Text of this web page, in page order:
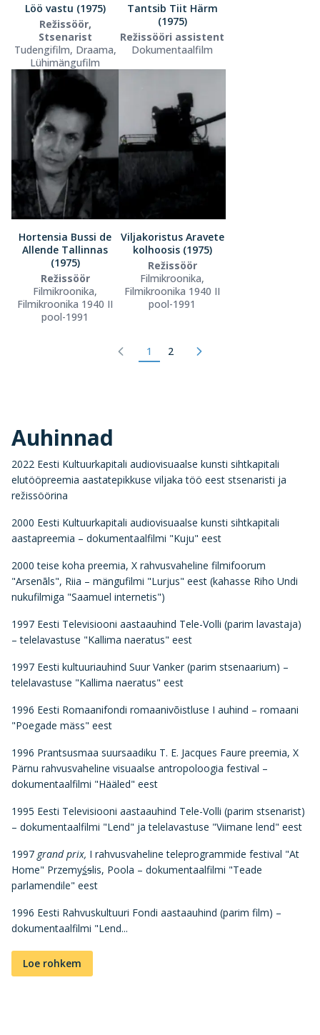
Löö vastu (1975)
Režissöör,
Stsenarist
Tudengifilm, Draama,
Lühimängufilm
Tantsib Tiit Härm
(1975)
Režissööri assistent
Dokumentaalfilm
Hortensia Bussi de
Allende Tallinnas
(1975)
Režissöör
Filmikroonika,
Filmikroonika 1940 II
pool-1991
Viljakoristus Aravete
kolhoosis (1975)
Režissöör
Filmikroonika,
Filmikroonika 1940 II
pool-1991
1 2
Auhinnad
2022 Eesti Kultuurkapitali audiovisuaalse kunsti sihtkapitali
elutööpreemia aastatepikkuse viljaka töö eest stsenaristi ja
režissöörina
2000 Eesti Kultuurkapitali audiovisuaalse kunsti sihtkapitali
aastapreemia – dokumentaalfilmi "Kuju" eest
2000 teise koha preemia, X rahvusvaheline filmifoorum
"Arsenāls", Riia – mängufilmi "Lurjus" eest (kahasse Riho Undi
nukufilmiga "Saamuel internetis")
1997 Eesti Televisiooni aastaauhind Tele-Volli (parim lavastaja)
– telelavastuse "Kallima naeratus" eest
1997 Eesti kultuuriauhind Suur Vanker (parim stsenaarium) –
telelavastuse "Kallima naeratus" eest
1996 Eesti Romaanifondi romaanivõistluse I auhind – romaani
"Poegade mäss" eest
1996 Prantsusmaa suursaadiku T. E. Jacques Faure preemia, X
Pärnu rahvusvaheline visuaalse antropoloogia festival –
dokumentaalfilmi "Hääled" eest
1995 Eesti Televisiooni aastaauhind Tele-Volli (parim stsenarist)
– dokumentaalfilmi "Lend" ja telelavastuse "Viimane lend" eest
1997 grand prix, I rahvusvaheline teleprogrammide festival "At
Home" Przemyśslis, Poola – dokumentaalfilmi "Teade
parlamendile" eest
1996 Eesti Rahvuskultuuri Fondi aastaauhind (parim film) –
dokumentaalfilmi "Lend...
Loe rohkem